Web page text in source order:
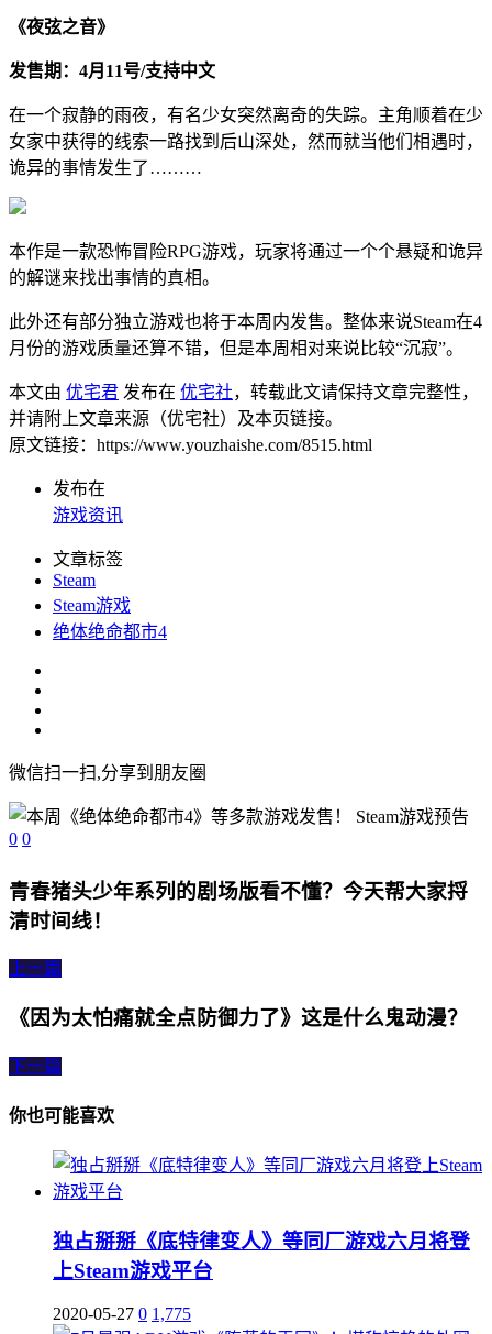
《夜弦之音》
发售期：4月11号/支持中文
在一个寂静的雨夜，有名少女突然离奇的失踪。主角顺着在少
女家中获得的线索一路找到后山深处，然而就当他们相遇时，
诡异的事情发生了………
本作是一款恐怖冒险RPG游戏，玩家将通过一个个悬疑和诡异
的解谜来找出事情的真相。
此外还有部分独立游戏也将于本周内发售。整体来说Steam在4
月份的游戏质量还算不错，但是本周相对来说比较“沉寂”。
本文由 优宅君 发布在 优宅社，转载此文请保持文章完整性，
并请附上文章来源（优宅社）及本页链接。
原文链接：https://www.youzhaishe.com/8515.html
发布在
游戏资讯
文章标签
Steam
Steam游戏
绝体绝命都市4
微信扫一扫,分享到朋友圈
0 0
青春猪头少年系列的剧场版看不懂？今天帮大家捋
清时间线！
上一篇
《因为太怕痛就全点防御力了》这是什么鬼动漫？
下一篇
你也可能喜欢
独占掰掰《底特律变人》等同厂游戏六月将登
上Steam游戏平台
2020-05-27 0 1,775